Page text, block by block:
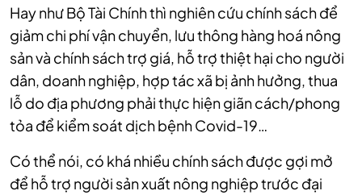
Hay như Bộ Tài Chính thì nghiên cứu chính sách để
giảm chi phí vận chuyển, lưu thông hàng hoá nông
sản và chính sách trợ giá, hỗ trợ thiệt hại cho người
dân, doanh nghiệp, hợp tác xã bị ảnh hưởng, thua
lỗ do địa phương phải thực hiện giãn cách/phong
tỏa để kiểm soát dịch bệnh Covid-19…
Có thể nói, có khá nhiều chính sách được gợi mở
để hỗ trợ người sản xuất nông nghiệp trước đại